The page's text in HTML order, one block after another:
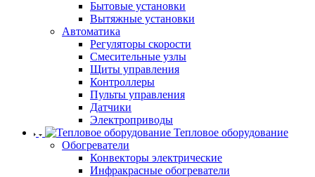
Бытовые установки
Вытяжные установки
Автоматика
Регуляторы скорости
Смесительные узлы
Щиты управления
Контроллеры
Пульты управления
Датчики
Электроприводы
Тепловое оборудование
Обогреватели
Конвекторы электрические
Инфракрасные обогреватели